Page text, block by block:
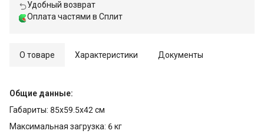
Удобный возврат
Оплата частями в Сплит
О товаре Характеристики Документы
Общие данные:
Габариты: 85x59.5x42 см
Максимальная загрузка: 6 кг